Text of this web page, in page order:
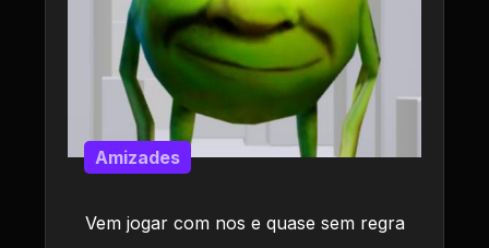
Vem jogar com nos e quase sem regra
Amizades